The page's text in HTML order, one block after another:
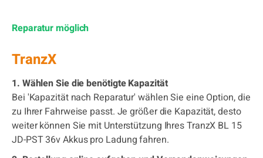
Reparatur möglich
TranzX
1. Wählen Sie die benötigte Kapazität
Bei 'Kapazität nach Reparatur' wählen Sie eine Option, die
zu Ihrer Fahrweise passt. Je größer die Kapazität, desto
weiter können Sie mit Unterstützung Ihres TranzX BL 15
JD-PST 36v Akkus pro Ladung fahren.